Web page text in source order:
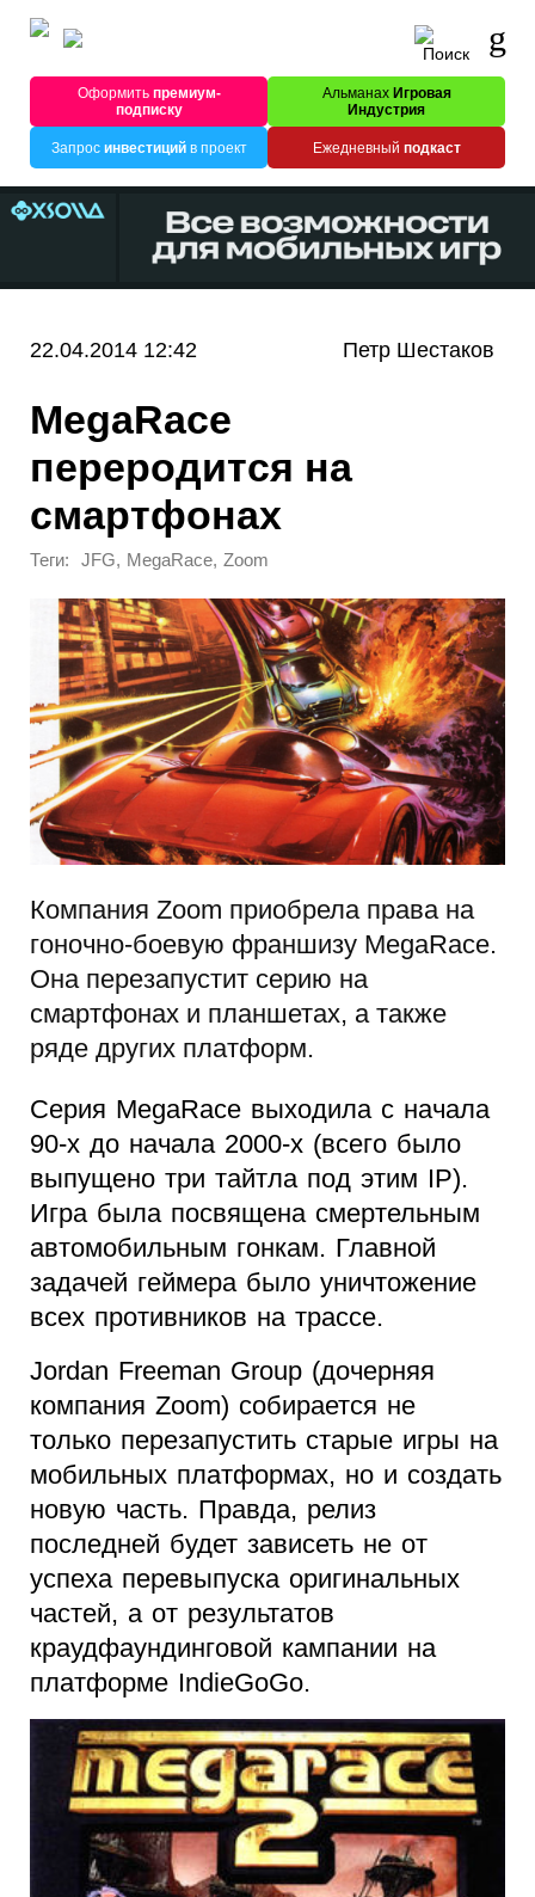
Оформитьпремиум-
подписку
Альманах Игровая
Индустрия
Запрос инвестицийв проект Ежедневный подкаст
22.04.2014 12:42 Петр Шестаков
MegaRace
переродится на
смартфонах
Теги: JFG, MegaRace, Zoom
Компания Zoom приобрела права на
гоночно-боевую франшизу MegaRace.
Она перезапустит серию на
смартфонах и планшетах, а также
ряде других платформ.
Серия MegaRace выходила с начала
90-х до начала 2000-х (всего было
выпущено три тайтла под этим IP).
Игра была посвящена смертельным
автомобильным гонкам. Главной
задачей геймера было уничтожение
всех противников на трассе.
Jordan Freeman Group (дочерняя
компания Zoom) собирается не
только перезапустить старые игры на
мобильных платформах, но и создать
новую часть. Правда, релиз
последней будет зависеть не от
успеха перевыпуска оригинальных
частей, а от результатов
краудфаундинговой кампании на
платформе IndieGoGo.